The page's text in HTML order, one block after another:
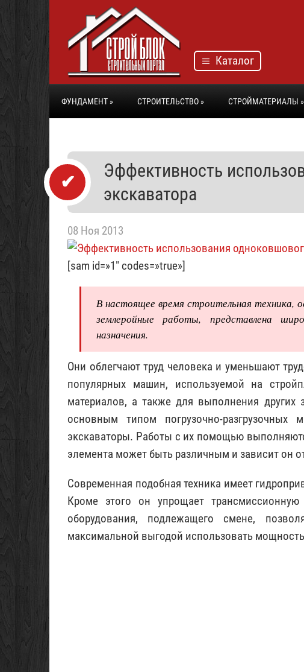
Каталог
ФУНДАМЕНТ » СТРОИТЕЛЬСТВО » СТРОЙМАТЕРИАЛЫ »
Эффективность
экскаватора
08 Ноя 2013
[sam id=»1″ codes=»true»]
В настоящее время строительная техника,
землеройные работы, представлена
назначения.
Они облегчают труд человека и уменьшают
популярных машин, используемой на
материалов, а также для выполнения других
основным типом погрузочно-
экскаваторы. Работы с их помощью
элемента может быть различным и зависит он
Современная подобная техника имеет
Кроме этого он упрощает трансмиссионную
оборудования, подлежащего смене,
максимальной выгодой использовать